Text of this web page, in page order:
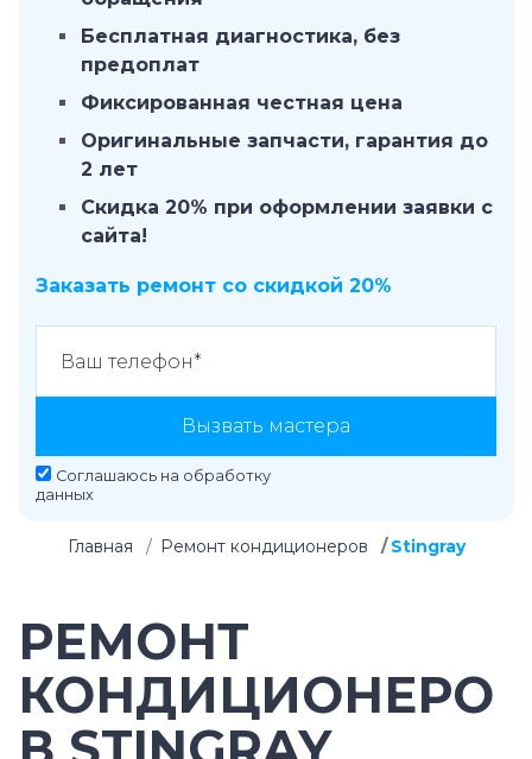
Бесплатная диагностика, без
предоплат
Фиксированная честная цена
Оригинальные запчасти, гарантия до
2 лет
Скидка 20% при оформлении заявки с
сайта!
Заказать ремонт со скидкой 20%
Вызвать мастера
Соглашаюсь на обработку
данных
Главная Ремонт кондиционеров Stingray
РЕМОНТ
КОНДИЦИОНЕРО